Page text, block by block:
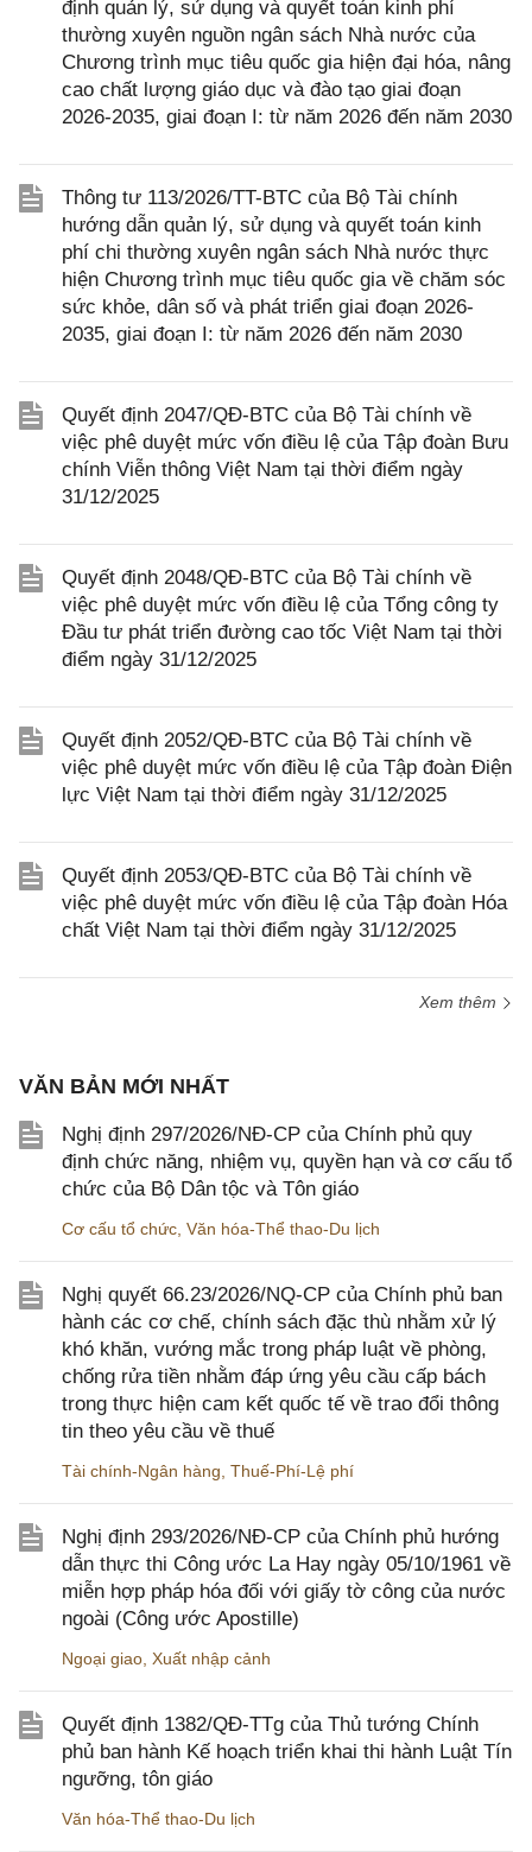
định quản lý, sử dụng và quyết toán kinh phí
thường xuyên nguồn ngân sách Nhà nước của
Chương trình mục tiêu quốc gia hiện đại hóa, nâng
cao chất lượng giáo dục và đào tạo giai đoạn
2026-2035, giai đoạn I: từ năm 2026 đến năm 2030
Thông tư 113/2026/TT-BTC của Bộ Tài chính
hướng dẫn quản lý, sử dụng và quyết toán kinh
phí chi thường xuyên ngân sách Nhà nước thực
hiện Chương trình mục tiêu quốc gia về chăm sóc
sức khỏe, dân số và phát triển giai đoạn 2026-
2035, giai đoạn I: từ năm 2026 đến năm 2030
Quyết định 2047/QĐ-BTC của Bộ Tài chính về
việc phê duyệt mức vốn điều lệ của Tập đoàn Bưu
chính Viễn thông Việt Nam tại thời điểm ngày
31/12/2025
Quyết định 2048/QĐ-BTC của Bộ Tài chính về
việc phê duyệt mức vốn điều lệ của Tổng công ty
Đầu tư phát triển đường cao tốc Việt Nam tại thời
điểm ngày 31/12/2025
Quyết định 2052/QĐ-BTC của Bộ Tài chính về
việc phê duyệt mức vốn điều lệ của Tập đoàn Điện
lực Việt Nam tại thời điểm ngày 31/12/2025
Quyết định 2053/QĐ-BTC của Bộ Tài chính về
việc phê duyệt mức vốn điều lệ của Tập đoàn Hóa
chất Việt Nam tại thời điểm ngày 31/12/2025
Xem thêm
VĂN BẢN MỚI NHẤT
Nghị định 297/2026/NĐ-CP của Chính phủ quy
định chức năng, nhiệm vụ, quyền hạn và cơ cấu tổ
chức của Bộ Dân tộc và Tôn giáo
Cơ cấu tổ chức Văn hóa-Thể thao-Du lịch
Nghị quyết 66.23/2026/NQ-CP của Chính phủ ban
hành các cơ chế, chính sách đặc thù nhằm xử lý
khó khăn, vướng mắc trong pháp luật về phòng,
chống rửa tiền nhằm đáp ứng yêu cầu cấp bách
trong thực hiện cam kết quốc tế về trao đổi thông
tin theo yêu cầu về thuế
Tài chính-Ngân hàng Thuế-Phí-Lệ phí
Nghị định 293/2026/NĐ-CP của Chính phủ hướng
dẫn thực thi Công ước La Hay ngày 05/10/1961 về
miễn hợp pháp hóa đối với giấy tờ công của nước
ngoài (Công ước Apostille)
Ngoại giao Xuất nhập cảnh
Quyết định 1382/QĐ-TTg của Thủ tướng Chính
phủ ban hành Kế hoạch triển khai thi hành Luật Tín
ngưỡng, tôn giáo
Văn hóa-Thể thao-Du lịch